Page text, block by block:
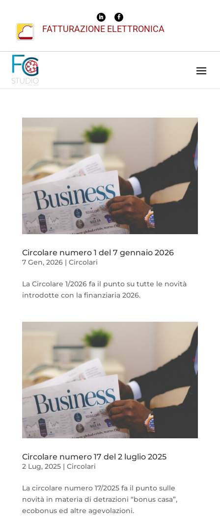
FATTURAZIONE ELETTRONICA
Circolare numero 1 del 7 gennaio 2026
7 Gen, 2026| Circolari
La Circolare 1/2026 fa il punto su tutte le novità
introdotte con la finanziaria 2026.
Circolare numero 17 del 2 luglio 2025
2 Lug, 2025| Circolari
La circolare numero 17/2025 fa il punto sulle
novità in materia di detrazioni “bonus casa”,
ecobonus ed altre agevolazioni.